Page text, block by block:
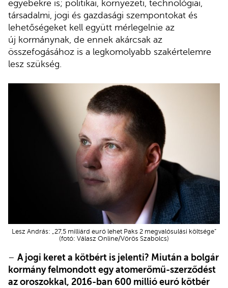
egyebekre is; politikai, környezeti, technológiai,
társadalmi, jogi és gazdasági szempontokat és
lehetőségeket kell együtt mérlegelnie az
új kormánynak, de ennek akárcsak az
összefogásához is a legkomolyabb szakértelemre
lesz szükség.
Lesz András: „27,5 milliárd euró lehet Paks 2 megvalósulási költsége”
(fotó: Válasz Online/Vörös Szabolcs)
– A jogi keret a kötbért is jelenti? Miután a bolgár
kormány felmondott egy atomerőmű-szerződést
az oroszokkal, 2016-ban 600 millió euró kötbér